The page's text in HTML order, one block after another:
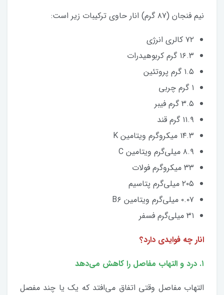
نیم فنجان (۸۷ گرم) انار حاوی ترکیبات زیر است:
۷۲ کالری انرژی
۱۶.۳ گرم کربوهیدرات
۱.۵ گرم پروتئین
۱ گرم چربی
۳.۵ گرم فیبر
۱۱.۹ گرم قند
۱۴.۳ میکروگرم ویتامین K
۸.۹ میلی‌گرم ویتامین C
۳۳ میکروگرم فولات
۲۰۵ میلی‌گرم پتاسیم
۰.۰۷ میلی‌گرم ویتامین B۶
۳۱ میلی‌گرم فسفر
انار چه فوایدی دارد؟
۱. درد و التهاب مفاصل را کاهش می‌دهد
التهاب مفاصل وقتی اتفاق می‌افتد که یک یا چند مفصل